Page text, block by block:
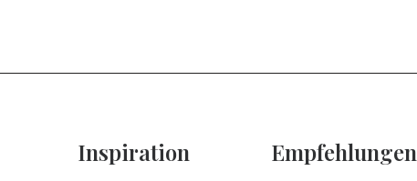
Inspiration Empfehlungen